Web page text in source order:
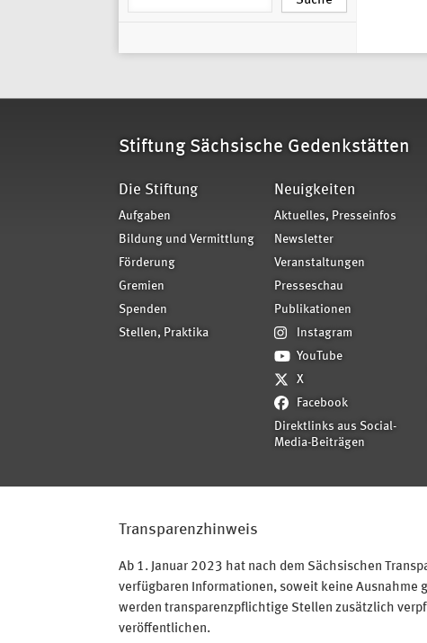
Stiftung Sächsische Gedenkstätten
Die Stiftung
Aufgaben
Bildung und Vermittlung
Förderung
Gremien
Spenden
Stellen, Praktika
Neuigkeiten
Aktuelles, Presseinfos
Newsletter
Veranstaltungen
Presseschau
Publikationen
Instagram
YouTube
X
Facebook
Direktlinks aus Social-
Media-Beiträgen
Transparenzhinweis
Ab 1. Januar 2023 hat nach dem Sächsischen
verfügbaren Informationen, soweit keine Ausnahme
werden transparenzpflichtige Stellen zusätzlich
veröffentlichen.